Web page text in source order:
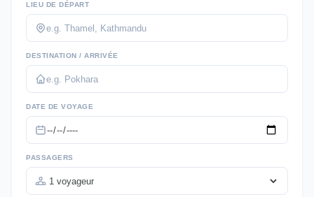
LIEU DE DÉPART
DESTINATION / ARRIVÉE
DATE DE VOYAGE
PASSAGERS